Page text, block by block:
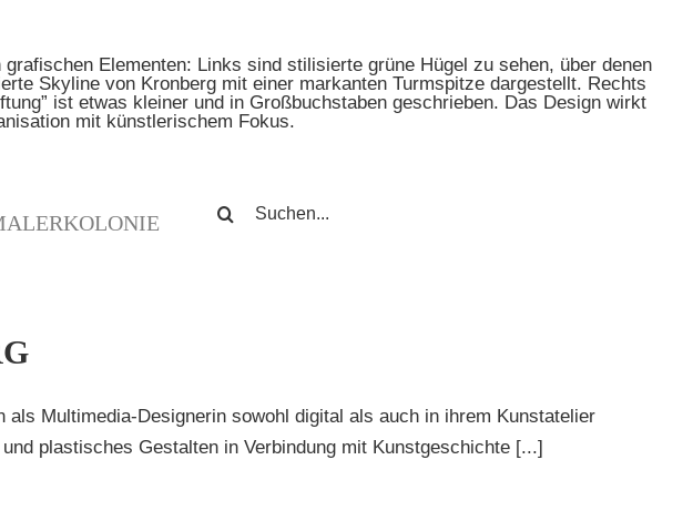
SUCHE
Multimedia-Designerin sowohl digital als auch in ihrem Kunstatelier
plastisches Gestalten in Verbindung mit Kunstgeschichte [...]